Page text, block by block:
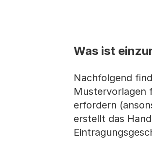
Was ist
Nachfolgend
Mustervorlagen
erfordern
erstellt das